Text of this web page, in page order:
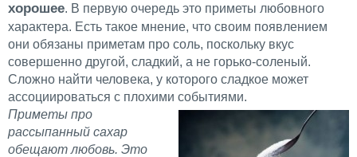
хорошее. В первую очередь это приметы любовного
характера. Есть такое мнение, что своим появлением
они обязаны приметам про соль, поскольку вкус
совершенно другой, сладкий, а не горько-соленый.
Сложно найти человека, у которого сладкое может
ассоциироваться с плохими событиями.
Приметы про
рассыпанный сахар
обещают любовь. Это